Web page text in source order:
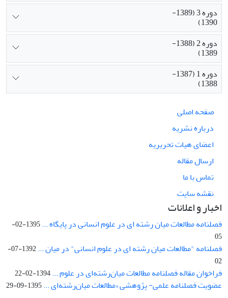
دوره 3 (1389-
1390)
دوره 2 (1388-
1389)
دوره 1 (1387-
1388)
صفحه اصلی
درباره نشریه
اعضای هیات تحریریه
ارسال مقاله
تماس با ما
نقشه سایت
اخبار و اعلانات
فصلنامه مطالعات میان رشته ای در علوم انسانی در پایگاه ...
1395-02-
05
فصلنامه "مطالعات میان رشته ای در علوم انسانی" در میان ...
1392-07-
02
فراخوان مقاله فصلنامه مطالعات میان‌رشته‌ای در علوم ...1394-02-22
عضویت فصلنامه علمی- پژوهشی «مطالعات میان‌رشته‌ای ...1395-09-29